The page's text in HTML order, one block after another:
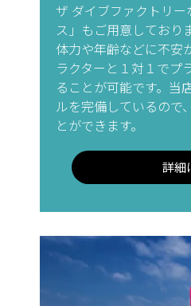
ザ ダイブファクトリ
ス」もご用意しており
体力や年齢などに不安
ラクターと１対１でプ
ることが可能です。当
ルを完備しているので
とができます。
詳細